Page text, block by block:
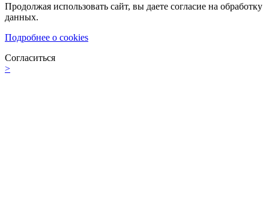
Продолжая использовать сайт, вы даете согласие на обработку
данных.
Подробнее о cookies
Согласиться
>